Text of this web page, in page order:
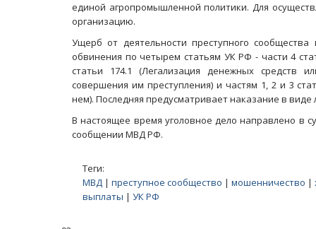
единой агропромышленной политики. Для
организацию.
Ущерб от деятельности преступного
обвинения по четырем статьям УК РФ - части 4
статьи 174.1 (Легализация денежных средств
совершения им преступления) и частям 1, 2 и 3
нем). Последняя предусматривает наказание в виде
В настоящее время уголовное дело направлено в
сообщении МВД РФ.
Теги:
МВД | преступное сообщество | мошенничество |
выплаты | УК РФ